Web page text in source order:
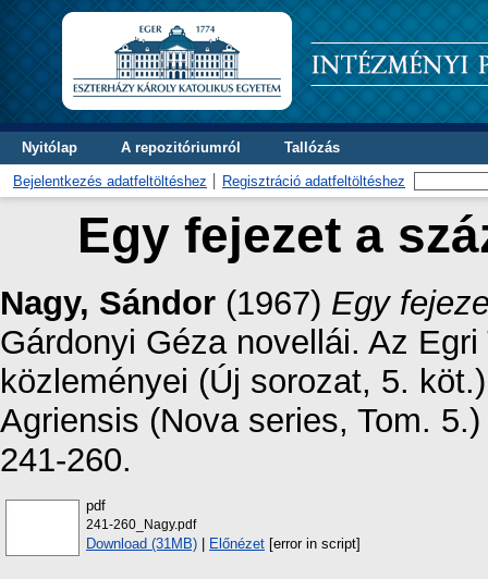
Nyitólap A repozitóriumról Tallózás
Bejelentkezés adatfeltöltéshez Regisztráció adatfeltöltéshez
Egy fejezet a
Nagy, Sándor (1967) Egy
Gárdonyi Géza novellái. Az
közleményei (Új sorozat, 5.
Agriensis (Nova series, Tom.
241-260.
pdf
241-260_Nagy.pdf
Download (31MB) | Előnézet [error in script]